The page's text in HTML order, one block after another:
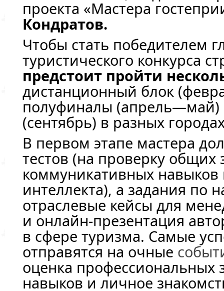
проекта «Мастера
Кондратов.
Чтобы стать победителем
туристического конкурса
предстоит пройти
дистанционный блок
полуфиналы (апрель—май)
(сентябрь) в разных
В первом этапе мастера
тестов (на проверку общих
коммуникативных навыков
интеллекта), а задания по
отраслевые кейсы для
и онлайн-презентация
в сфере туризма. Самые
отправятся на очные
оценка профессиональных
навыков и личное